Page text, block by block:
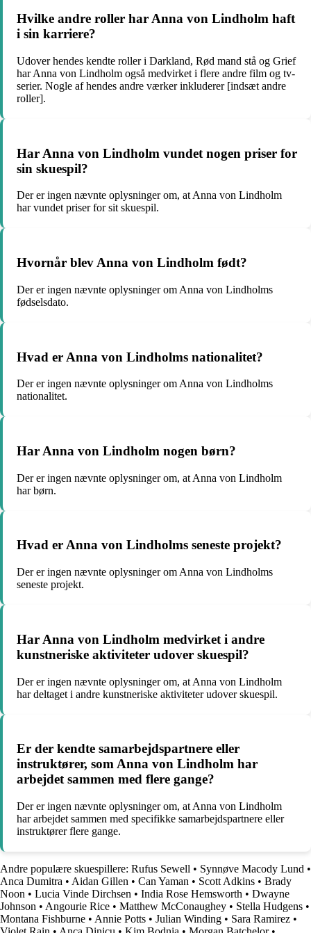
Hvilke andre roller har Anna von Lindholm haft
i sin karriere?
Udover hendes kendte roller i Darkland, Rød mand stå og Grief
har Anna von Lindholm også medvirket i flere andre film og tv-
serier. Nogle af hendes andre værker inkluderer [indsæt andre
roller].
Har Anna von Lindholm vundet nogen priser for
sin skuespil?
Der er ingen nævnte oplysninger om, at Anna von Lindholm
har vundet priser for sit skuespil.
Hvornår blev Anna von Lindholm født?
Der er ingen nævnte oplysninger om Anna von Lindholms
fødselsdato.
Hvad er Anna von Lindholms nationalitet?
Der er ingen nævnte oplysninger om Anna von Lindholms
nationalitet.
Har Anna von Lindholm nogen børn?
Der er ingen nævnte oplysninger om, at Anna von Lindholm
har børn.
Hvad er Anna von Lindholms seneste projekt?
Der er ingen nævnte oplysninger om Anna von Lindholms
seneste projekt.
Har Anna von Lindholm medvirket i andre
kunstneriske aktiviteter udover skuespil?
Der er ingen nævnte oplysninger om, at Anna von Lindholm
har deltaget i andre kunstneriske aktiviteter udover skuespil.
Er der kendte samarbejdspartnere eller
instruktører, som Anna von Lindholm har
arbejdet sammen med flere gange?
Der er ingen nævnte oplysninger om, at Anna von Lindholm
har arbejdet sammen med specifikke samarbejdspartnere eller
instruktører flere gange.
Andre populære skuespillere: Rufus Sewell • Synnøve Macody Lund •
Anca Dumitra • Aidan Gillen • Can Yaman • Scott Adkins • Brady
Noon • Lucia Vinde Dirchsen • India Rose Hemsworth • Dwayne
Johnson • Angourie Rice • Matthew McConaughey • Stella Hudgens •
Montana Fishburne • Annie Potts • Julian Winding • Sara Ramirez •